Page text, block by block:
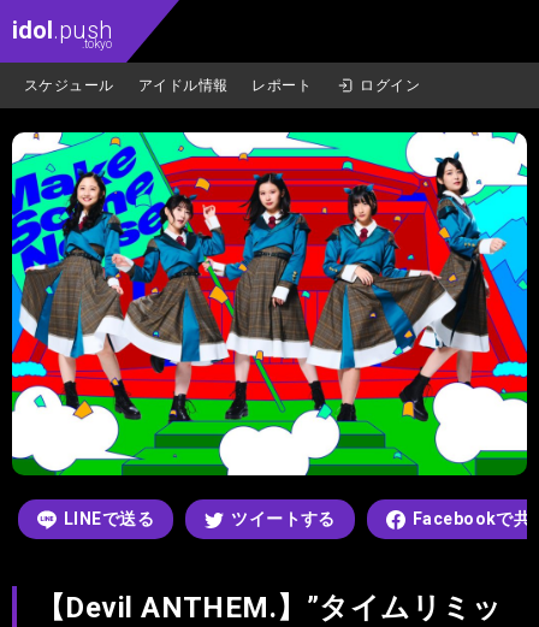
idol.push
.tokyo
スケジュール アイドル情報 レポート ログイン
LINEで送る ツイートする Facebookで共
【Devil ANTHEM.】”タイムリミッ